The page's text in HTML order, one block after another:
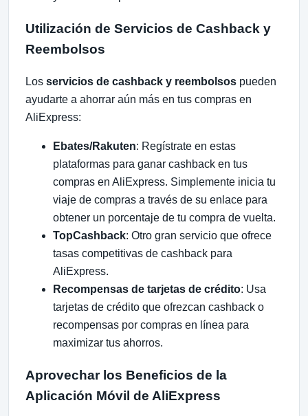
Utilización de Servicios de Cashback y
Reembolsos
Los servicios de cashback y reembolsos pueden
ayudarte a ahorrar aún más en tus compras en
AliExpress:
Ebates/Rakuten: Regístrate en estas
plataformas para ganar cashback en tus
compras en AliExpress. Simplemente inicia tu
viaje de compras a través de su enlace para
obtener un porcentaje de tu compra de vuelta.
TopCashback: Otro gran servicio que ofrece
tasas competitivas de cashback para
AliExpress.
Recompensas de tarjetas de crédito: Usa
tarjetas de crédito que ofrezcan cashback o
recompensas por compras en línea para
maximizar tus ahorros.
Aprovechar los Beneficios de la
Aplicación Móvil de AliExpress